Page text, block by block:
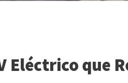
Eléctrico que